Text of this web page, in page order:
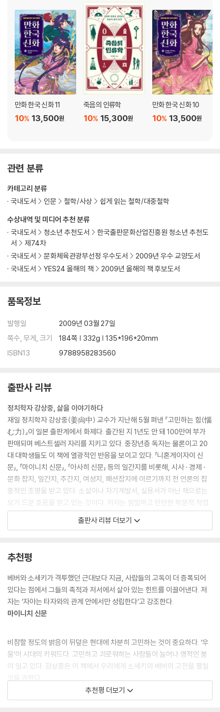
만화 한국 신화 11
13,500원
10%
죽음의 인류학
15,300원
10%
만화 한국 신화 10
13,500원
10%
관련 분류
수상내역 및 미디어 추천 분류
국내도서
청소년 추천도서
한국출판문화산업진흥원 청소년 추천도
서
제74차
국내도서
문화체육관광부선정 우수도서
2009년 우수 교양도서
국내도서
YES24 올해의 책 2009년 올해의 책 후보도서
카테고리 분류
국내도서
인문 철학/사상 쉽게 읽는 철학/대중철학
품목정보
발행일
2009년 03월 27일
쪽수, 무게, 크기
184쪽 | 332g | 135*196*20mm
ISBN13
9788958283560
출판사 리뷰
정치학자 강상중, 삶을 이야기하다
재일 정치학자 강상중(姜尙中) 교수가 지난해 5월 펴낸 『고민하는 힘(惱
む力)』이 일본 출판계에서 화제다. 출간된 지 1년도 안 돼 100만여 부가
판매되며 베스트셀러 자리를 지키고 있다. 중장년층 독자는 물론이고 20
대 대학생들도 이 책에 열광적인 반응을 보이고 있다. 「니혼게이자이 신
문」, 「마이니치 신문」, 「아사히 신문」 등의 일간지를 비롯해, 시사 · 경제 ·
문화 잡지, 일간지, 주간지, 여성지, 패션잡지에 이르기까지 전 언론의 집
중적인 조명을 받고 있다. 소설이나 자기계발서, 실용서가 아닌 책으로는
보기 드문 호응을 얻고 있는 것이다. 저자는 엄밀하고 탄탄한 학문적 작업
과 사회적인 발언으로 일본 사회과학계와 언론에서 큰 주목을 받는 비판적
지식인 가운데 한 명이다. 이 책은 그가 예리한 학자로서가 아니라 인생의
고민 끝에 얻은 힘이 강하다!
경제 위기가 전 세계를 강타한 지난해 이후, 고용 불안과 취약한 사회안전
망으로 인해 사람들은 생존경쟁으로 내몰리고 있고, 그로 인한 고민과 시
름은 깊어가고 있다. 이런 상황에서 쏟아져 나오는 책들은 더 극심해진 생
존경쟁에서 살아남는 기술을 강조하거나, 감성을 자극해 심리적 위안을 주
본 독자들은 진지하고 치열한 고민이야말로 이 어려운 시대를 잘 살아가는
방법이라는 이 책의 메시지에 열광적으로 반응하고 있다. 경제적·사회적
시스템이 일본보다 훨씬 열악하고, 진지한 성찰보다는 속도전에 휩쓸리고
있는 우리 사회에 이 책은 고민하는 삶의 가치를 일깨워줄 것이다.
고민의 달인, 소세키와 베버에게서 배우는 살아가는 방법
출판사 리뷰 더보기
추천평
베버와 소세키가 격투했던 근대보다 지금, 사람들의 고독이 더 증폭되어
있다는 점에서 그들의 족적과 저서에서 살아 있는 힌트를 이끌어낸다. 저
자는 ‘자아는 타자와의 관계 안에서만 성립한다’고 강조한다.
마이니치 신문
비참할 정도의 밝음이 뒤덮은 현대에 차분히 고민하는 것이 중요하다. ‘우
울’이 시대의 키워드다. 고민하고 괴로워하는 사람들이 늘어나 영적인 붐
이 일고 있다. 강상중은 이 책에서 우리에게 소세키와 베버의 고전을 펼칠
것을 권한다.
추천평 더보기